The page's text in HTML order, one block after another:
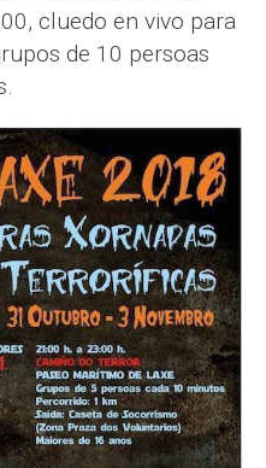
cluedo en vivo para
de 10 persoas